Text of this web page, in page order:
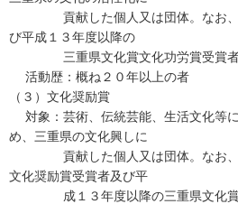
貢献した個人又は団体。なお、三
び平成１３年度以降の
三重県文化賞文化功労賞受賞者
活動歴：概ね２０年以上の者
（３）文化奨励賞
対象：芸術、伝統芸能、生活文化等
め、三重県の文化興しに
貢献した個人又は団体。なお、
文化奨励賞受賞者及び平
成１３年度以降の三重県文化賞文